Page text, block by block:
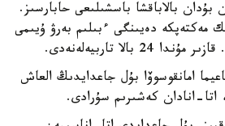
بالاباقشا باسشىلىعى حابارسىز.
مەكتەپكە دەيىنگى ءبىلىم بەرۋ ۇيىمى
تاربيەلەنەدى.
امانقوسوۆا بۇل جاعدايدىڭ العاش
اتا-انادان كەشىرىم سۇرادى.